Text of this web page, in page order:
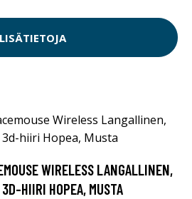
LISÄTIETOJA
WIRELESS LANGALLINEN,
HIIRI HOPEA, MUSTA